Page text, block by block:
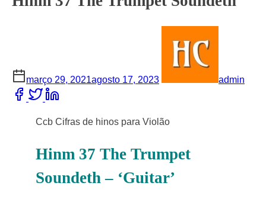
março 29, 2021agosto 17, 2023
admin
Share
Ccb Cifras de hinos para Violão
Hinm 37 The Trumpet
Soundeth – ‘Guitar’